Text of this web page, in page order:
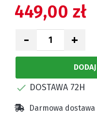
449,00 zł
- +
 DOSTAWA 72H
Darmowa dostawa